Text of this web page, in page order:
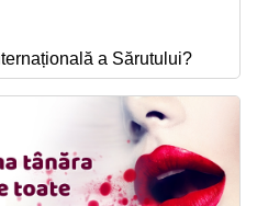
a Sărutului?